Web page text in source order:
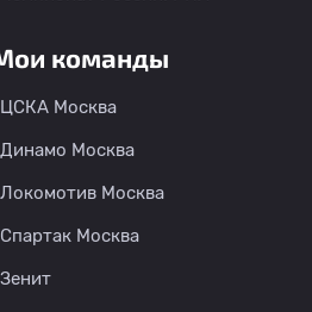
команды
ЦСКА Москва
Динамо Москва
Локомотив Москва
Спартак Москва
Зенит